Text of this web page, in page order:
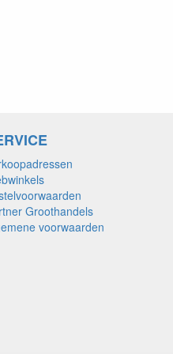
Groothandels
voorwaarden